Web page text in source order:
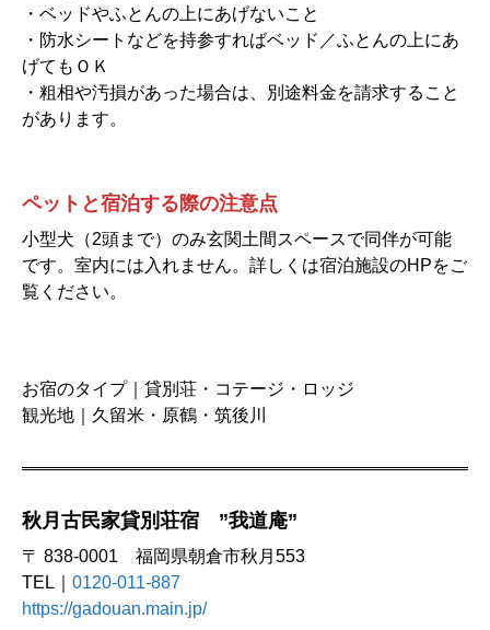
・ベッドやふとんの上にあげないこと
・防水シートなどを持参すればベッド／ふとんの上にあ
げてもＯＫ
・粗相や汚損があった場合は、別途料金を請求すること
があります。
ペットと宿泊する際の注意点
小型犬（2頭まで）のみ玄関土間スペースで同伴が可能
です。室内には入れません。詳しくは宿泊施設のHPをご
覧ください。
お宿のタイプ｜貸別荘・コテージ・ロッジ
観光地｜久留米・原鶴・筑後川
秋月古民家貸別荘宿 ”我道庵”
〒 838-0001 福岡県朝倉市秋月553
TEL｜ 0120-011-887
https://gadouan.main.jp/